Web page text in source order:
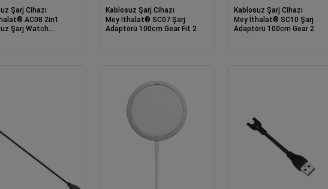
Şarj Cihazı
AC08 2in1
Watch
Kablosuz Şarj Cihazı
Mey İthalat® SC07 Şarj
Adaptörü 100cm Gear Fit 2
Kablosuz Şarj Cihazı
Mey İthalat® SC10 Şarj
Adaptörü 100cm Gear 2